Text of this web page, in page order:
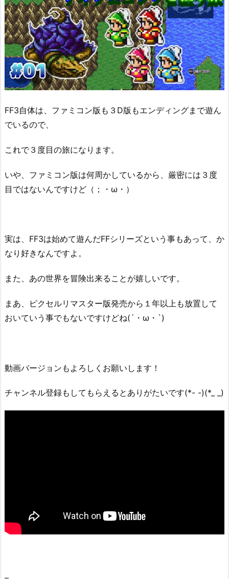
FF3自体は、ファミコン版も３D版もエンディングまで遊ん
でいるので、
これで３度目の旅になります。
いや、ファミコン版は何周かしているから、厳密には３度
目ではないんですけど（；・ω・）
実は、FF3は始めて遊んだFFシリーズという事もあって、か
なり好きなんですよ。
また、あの世界を冒険出来ることが嬉しいです。
まあ、ピクセルリマスター版発売から１年以上も放置して
おいていう事でもないですけどね(´・ω・`)
動画バージョンもよろしくお願いします！
チャンネル登録もしてもらえるとありがたいです(*- -)(*_ _)